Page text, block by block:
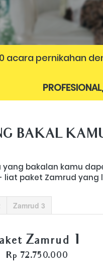
acara pernikahan
BAKAL
bakalan kamu
liat paket Zamrud yang
Zamrud 3
Zamrud 1
Rp 72.750.000